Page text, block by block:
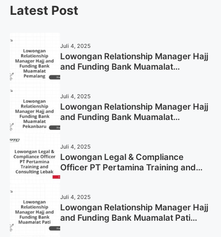
Latest Post
Juli 4, 2025
Lowongan Relationship Manager Hajj
and Funding Bank Muamalat
Juli 4, 2025
Lowongan Relationship Manager Hajj
and Funding Bank Muamalat
Juli 4, 2025
Lowongan Legal & Compliance
Officer PT Pertamina Training and
Juli 4, 2025
Lowongan Relationship Manager Hajj
and Funding Bank Muamalat Pati